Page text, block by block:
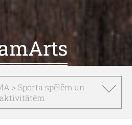
> Sporta spēlēm un